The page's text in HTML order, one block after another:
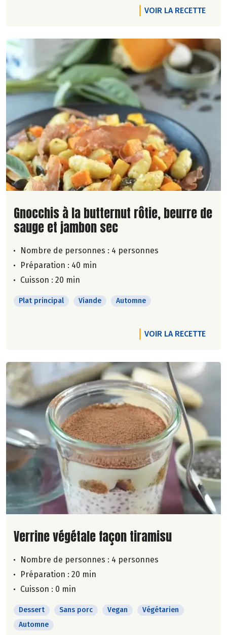
VOIR LA RECETTE
Lire la suite de la recette
Gnocchis à la butternut rôtie, beurre de
sauge et jambon sec
Nombre de personnes : 4 personnes
Préparation : 40 min
Cuisson : 20 min
Plat principal Viande Automne
VOIR LA RECETTE
Lire la suite de la recette
Verrine végétale façon tiramisu
Nombre de personnes : 4 personnes
Préparation : 20 min
Cuisson : 0 min
Dessert Sans porc Vegan
Végétarien
Automne